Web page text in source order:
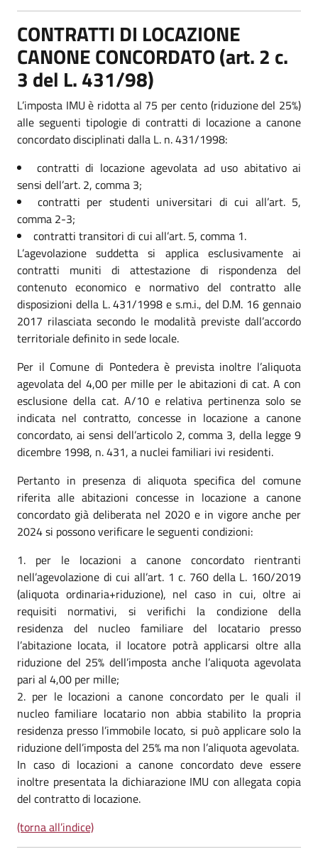
CONTRATTI DI LOCAZIONE
CANONE CONCORDATO (art. 2 c.
3 del L. 431/98)
L’imposta IMU è ridotta al 75 per cento (riduzione del 25%)
alle seguenti tipologie di contratti di locazione a canone
concordato disciplinati dalla L. n. 431/1998:
contratti di locazione agevolata ad uso abitativo ai
sensi dell’art. 2, comma 3;
contratti per studenti universitari di cui all’art. 5,
comma 2-3;
contratti transitori di cui all’art. 5, comma 1.
L’agevolazione suddetta si applica esclusivamente ai
contratti muniti di attestazione di rispondenza del
contenuto economico e normativo del contratto alle
disposizioni della L. 431/1998 e s.m.i., del D.M. 16 gennaio
2017 rilasciata secondo le modalità previste dall’accordo
territoriale definito in sede locale.
Per il Comune di Pontedera è prevista inoltre l’aliquota
agevolata del 4,00 per mille per le abitazioni di cat. A con
esclusione della cat. A/10 e relativa pertinenza solo se
indicata nel contratto, concesse in locazione a canone
concordato, ai sensi dell’articolo 2, comma 3, della legge 9
dicembre 1998, n. 431, a nuclei familiari ivi residenti.
Pertanto in presenza di aliquota specifica del comune
riferita alle abitazioni concesse in locazione a canone
concordato già deliberata nel 2020 e in vigore anche per
2024 si possono verificare le seguenti condizioni:
per le locazioni a canone concordato rientranti
nell’agevolazione di cui all’art. 1 c. 760 della L. 160/2019
(aliquota ordinaria+riduzione), nel caso in cui, oltre ai
requisiti normativi, si verifichi la condizione della
residenza del nucleo familiare del locatario presso
l’abitazione locata, il locatore potrà applicarsi oltre alla
riduzione del 25% dell’imposta anche l’aliquota agevolata
pari al 4,00 per mille;
per le locazioni a canone concordato per le quali il
nucleo familiare locatario non abbia stabilito la propria
residenza presso l’immobile locato, si può applicare solo la
riduzione dell’imposta del 25% ma non l’aliquota agevolata.
In caso di locazioni a canone concordato deve essere
inoltre presentata la dichiarazione IMU con allegata copia
del contratto di locazione.
(torna all’indice)